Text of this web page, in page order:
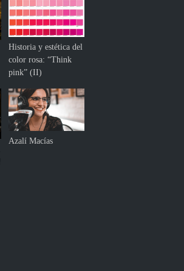
Historia y estética del
color rosa: “Think
pink” (II)
Azalí Macías